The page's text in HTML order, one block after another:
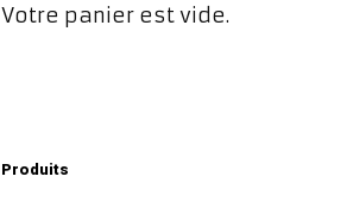
Votre panier est vide.
Produits